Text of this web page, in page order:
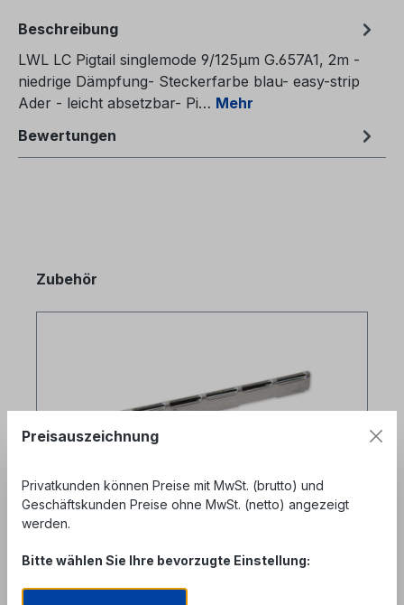
Beschreibung
LWL LC Pigtail singlemode 9/125µm G.657A1, 2m -
niedrige Dämpfung- Steckerfarbe blau- easy-strip
Ader - leicht absetzbar- Pi… Mehr
Bewertungen
Produktgalerie überspringen
Zubehör
LWL Crimpspleißschutz 150er Pack -
original ANT/Telent
Preisauszeichnung
Privatkunden können Preise mit MwSt. (brutto) und
Geschäftskunden Preise ohne MwSt. (netto) angezeigt
werden.
Bitte wählen Sie Ihre bevorzugte Einstellung: